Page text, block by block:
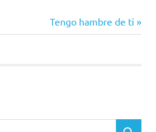
Siguiente
entrada:
Tengo hambre de ti